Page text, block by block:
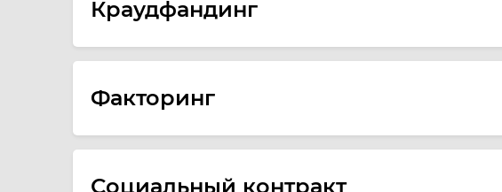
Краудфандинг
Факторинг
Социальный контракт